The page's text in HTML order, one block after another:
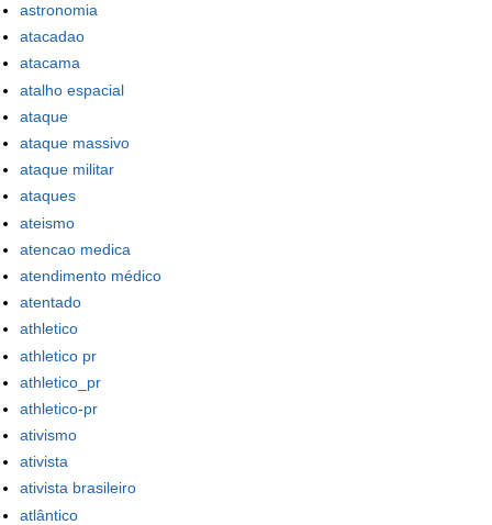
astronomia
atacadao
atacama
atalho espacial
ataque
ataque massivo
ataque militar
ataques
ateismo
atencao medica
atendimento médico
atentado
athletico
athletico pr
athletico_pr
athletico-pr
ativismo
ativista
ativista brasileiro
atlântico